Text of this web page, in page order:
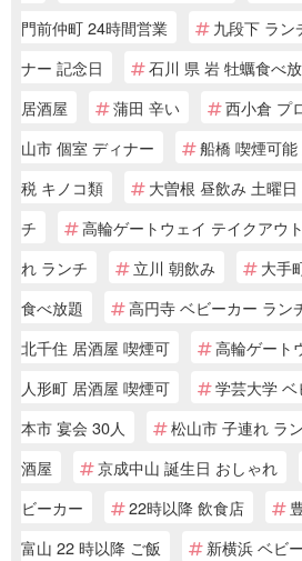
門前仲町 24時間営業
九段下 ラン
ナー 記念日
石川 県 岩 牡蠣食べ
居酒屋
蒲田 辛い 西小倉 プ
山市 個室 ディナー
船橋 喫煙可能
税 キノコ類
大曽根 昼飲み 土曜日
チ
高輪ゲートウェイ テイクアウ
れ ランチ
立川 朝飲み 大手
食べ放題
高円寺 ベビーカー ラン
北千住 居酒屋 喫煙可
高輪ゲート
人形町 居酒屋 喫煙可
学芸大学
本市 宴会 30人
松山市 子連れ ラ
酒屋
京成中山 誕生日 おしゃれ
ビーカー
22時以降 飲食店
富山 22 時以降 ご飯
新横浜 ベビ